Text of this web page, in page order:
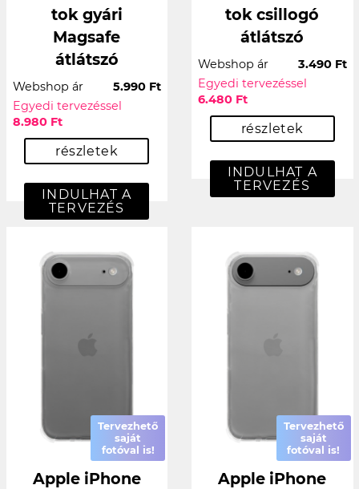
tok gyári
Magsafe
átlátszó
Webshop ár
5.990 Ft
Egyedi tervezéssel
8.980 Ft
részletek
INDULHAT A
TERVEZÉS
tok csillogó
átlátszó
Webshop ár
3.490 Ft
Egyedi tervezéssel
6.480 Ft
részletek
INDULHAT A
TERVEZÉS
Tervezhető
saját
fotóval is!
Apple iPhone
Tervezhető
saját
fotóval is!
Apple iPhone